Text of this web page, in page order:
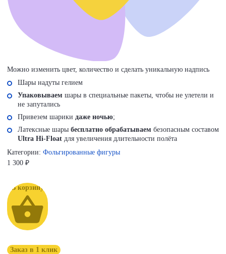
Можно изменить цвет, количество и сделать уникальную надпись
Шары надуты гелием
Упаковываем шары в специальные пакеты, чтобы не улетели и
не запутались
Привезем шарики даже ночью;
Латексные шары бесплатно обрабатываем безопасным составом
Ultra Hi-Float для увеличения длительности полёта
Категории: Фольгированные фигуры
1 300 ₽
Заказ в 1 клик